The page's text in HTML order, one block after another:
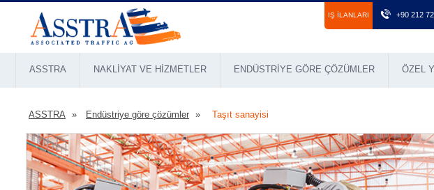
IŞ ILANLARI +90 212
ASSTRA NAKLIYAT VE HIZMETLER ENDÜSTRIYE GÖRE ÇÖZÜMLER ÖZEL
ASSTRA Endüstriye göre çözümler Taşıt sanayisi